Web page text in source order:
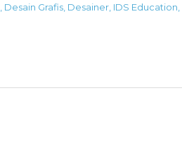
Desain Grafis Desainer IDS Education